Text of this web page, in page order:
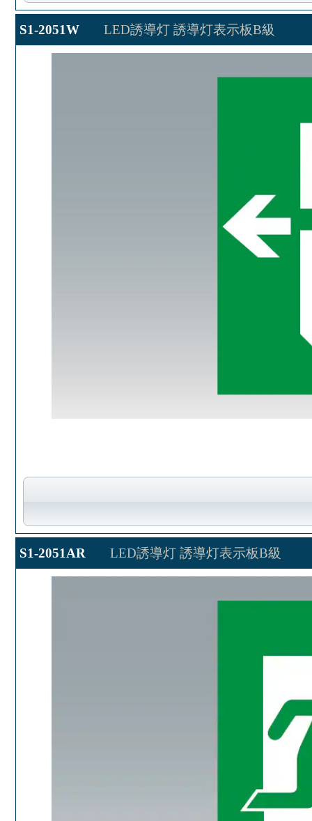
S1-2051W LED誘導灯 誘導灯表示板B級
S1-2051AR LED誘導灯 誘導灯表示板B級